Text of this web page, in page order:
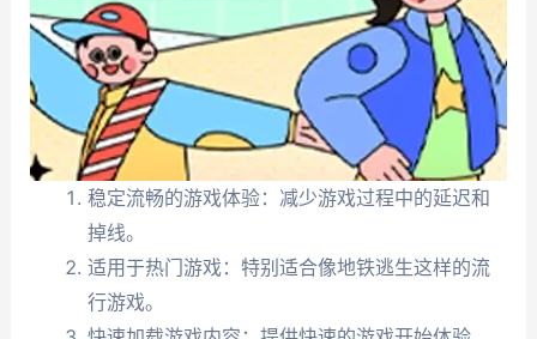
稳定流畅的游戏体验：减少游戏过程中的延迟和
掉线。
适用于热门游戏：特别适合像地铁逃生这样的流
行游戏。